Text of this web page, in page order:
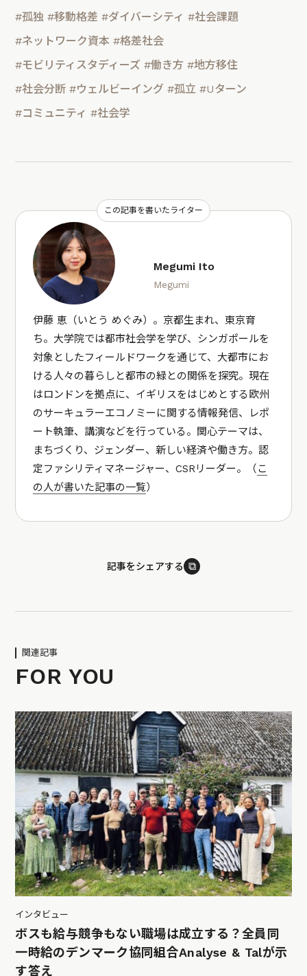
#孤独 #移動格差 #ダイバーシティ #社会課題
#ネットワーク資本 #格差社会
#モビリティスタディーズ #働き方 #地方移住
#社会分断 #ウェルビーイング #孤立 #Uターン
#コミュニティ #社会学
この記事を書いたライター
Megumi Ito
Megumi
伊藤 恵（いとう めぐみ）。京都生まれ、東京育
ち。大学院では都市社会学を学び、シンガポールを
対象としたフィールドワークを通じて、大都市にお
ける人々の暮らしと都市の緑との関係を探究。現在
はロンドンを拠点に、イギリスをはじめとする欧州
のサーキュラーエコノミーに関する情報発信、レポ
ート執筆、講演などを行っている。関心テーマは、
まちづくり、ジェンダー、新しい経済や働き方。認
定ファシリティマネージャー、CSRリーダー。（こ
の人が書いた記事の一覧）
記事をシェアする ⧉
関連記事
FOR YOU
インタビュー
ボスも給与競争もない職場は成立する？全員同
一時給のデンマーク協同組合Analyse & Talが示
す答え